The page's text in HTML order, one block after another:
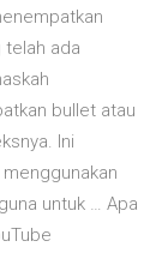
telah ada
bullet atau
Ini
untuk … Apa